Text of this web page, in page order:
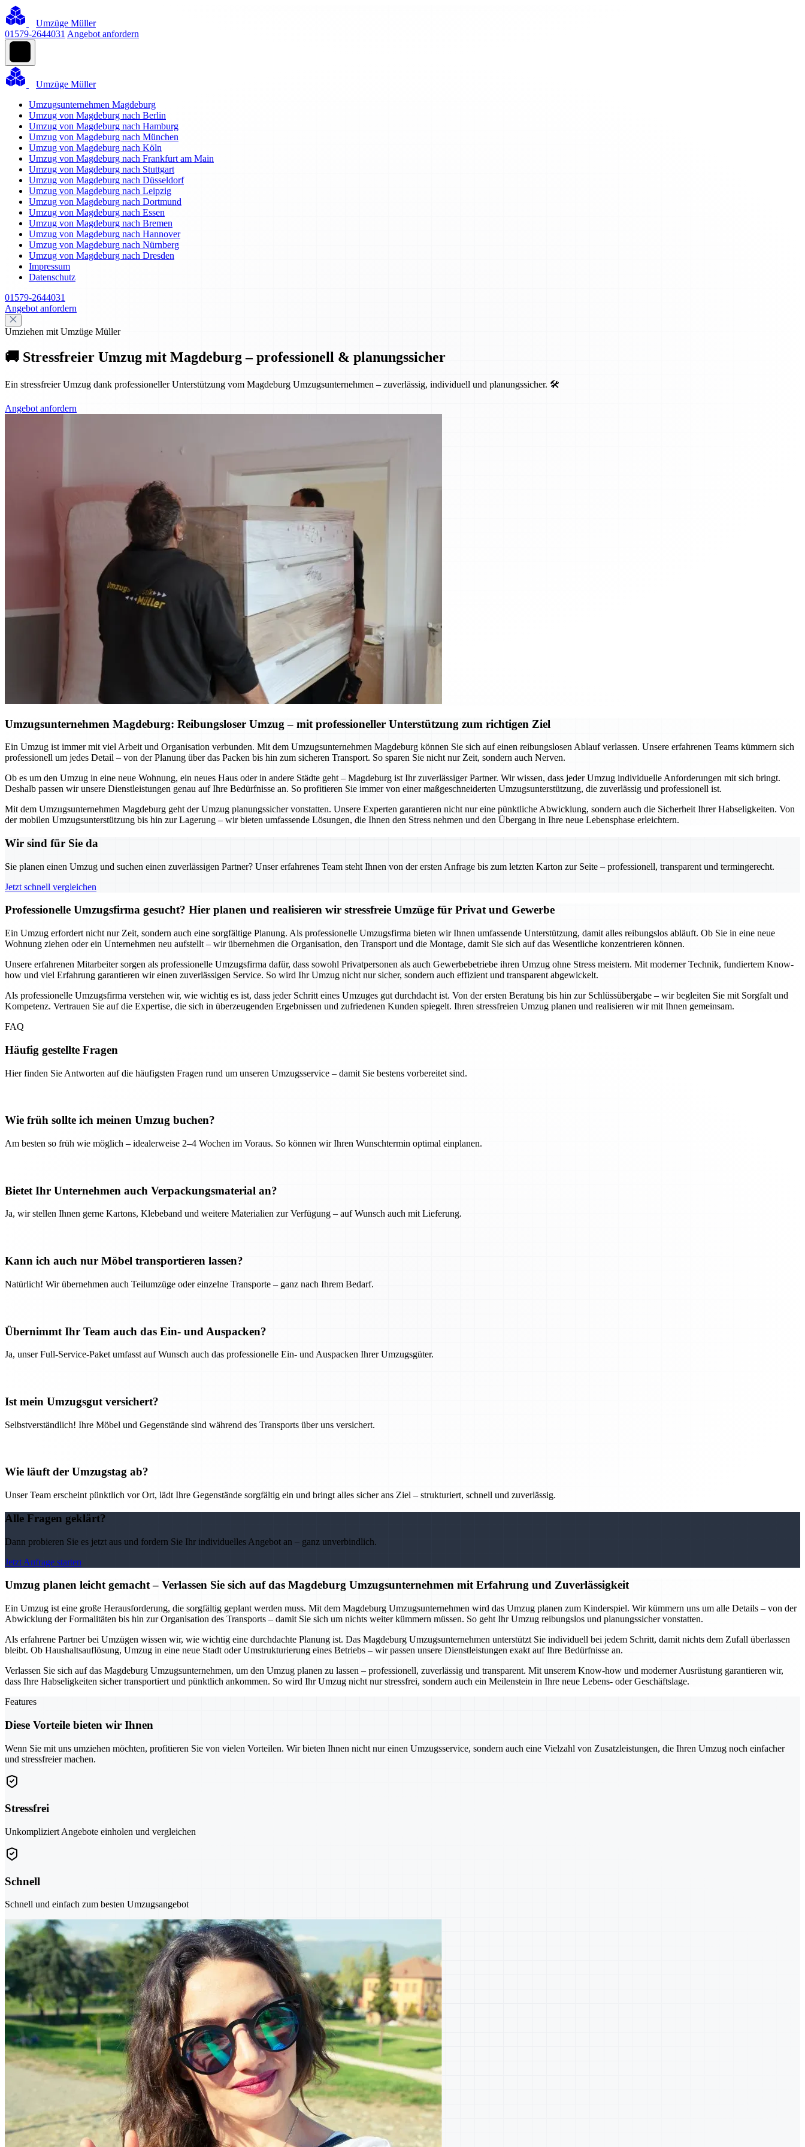
Umzüge Müller
01579-2644031 Angebot anfordern
Umzüge Müller
Umzugsunternehmen Magdeburg
Umzug von Magdeburg nach Berlin
Umzug von Magdeburg nach Hamburg
Umzug von Magdeburg nach München
Umzug von Magdeburg nach Köln
Umzug von Magdeburg nach Frankfurt am Main
Umzug von Magdeburg nach Stuttgart
Umzug von Magdeburg nach Düsseldorf
Umzug von Magdeburg nach Leipzig
Umzug von Magdeburg nach Dortmund
Umzug von Magdeburg nach Essen
Umzug von Magdeburg nach Bremen
Umzug von Magdeburg nach Hannover
Umzug von Magdeburg nach Nürnberg
Umzug von Magdeburg nach Dresden
Impressum
Datenschutz
01579-2644031
Angebot anfordern
Umziehen mit Umzüge Müller
🚚 Stressfreier Umzug mit Magdeburg – professionell & planungssicher
Ein stressfreier Umzug dank professioneller Unterstützung vom Magdeburg Umzugsunternehmen – zuverlässig, individuell und planungssicher. 🛠️
Angebot anfordern
Umzugsunternehmen Magdeburg: Reibungsloser Umzug – mit professioneller Unterstützung zum richtigen Ziel
Ein Umzug ist immer mit viel Arbeit und Organisation verbunden. Mit dem Umzugsunternehmen Magdeburg können Sie sich auf einen reibungslosen Ablauf verlassen. Unsere erfahrenen Teams kümmern sich
professionell um jedes Detail – von der Planung über das Packen bis hin zum sicheren Transport. So sparen Sie nicht nur Zeit, sondern auch Nerven.
Ob es um den Umzug in eine neue Wohnung, ein neues Haus oder in andere Städte geht – Magdeburg ist Ihr zuverlässiger Partner. Wir wissen, dass jeder Umzug individuelle Anforderungen mit sich bringt.
Deshalb passen wir unsere Dienstleistungen genau auf Ihre Bedürfnisse an. So profitieren Sie immer von einer maßgeschneiderten Umzugsunterstützung, die zuverlässig und professionell ist.
Mit dem Umzugsunternehmen Magdeburg geht der Umzug planungssicher vonstatten. Unsere Experten garantieren nicht nur eine pünktliche Abwicklung, sondern auch die Sicherheit Ihrer Habseligkeiten. Von
der mobilen Umzugsunterstützung bis hin zur Lagerung – wir bieten umfassende Lösungen, die Ihnen den Stress nehmen und den Übergang in Ihre neue Lebensphase erleichtern.
Wir sind für Sie da
Sie planen einen Umzug und suchen einen zuverlässigen Partner? Unser erfahrenes Team steht Ihnen von der ersten Anfrage bis zum letzten Karton zur Seite – professionell, transparent und termingerecht.
Jetzt schnell vergleichen
Professionelle Umzugsfirma gesucht? Hier planen und realisieren wir stressfreie Umzüge für Privat und Gewerbe
Ein Umzug erfordert nicht nur Zeit, sondern auch eine sorgfältige Planung. Als professionelle Umzugsfirma bieten wir Ihnen umfassende Unterstützung, damit alles reibungslos abläuft. Ob Sie in eine neue
Wohnung ziehen oder ein Unternehmen neu aufstellt – wir übernehmen die Organisation, den Transport und die Montage, damit Sie sich auf das Wesentliche konzentrieren können.
Unsere erfahrenen Mitarbeiter sorgen als professionelle Umzugsfirma dafür, dass sowohl Privatpersonen als auch Gewerbebetriebe ihren Umzug ohne Stress meistern. Mit moderner Technik, fundiertem Know-
how und viel Erfahrung garantieren wir einen zuverlässigen Service. So wird Ihr Umzug nicht nur sicher, sondern auch effizient und transparent abgewickelt.
Als professionelle Umzugsfirma verstehen wir, wie wichtig es ist, dass jeder Schritt eines Umzuges gut durchdacht ist. Von der ersten Beratung bis hin zur Schlüssübergabe – wir begleiten Sie mit Sorgfalt und
Kompetenz. Vertrauen Sie auf die Expertise, die sich in überzeugenden Ergebnissen und zufriedenen Kunden spiegelt. Ihren stressfreien Umzug planen und realisieren wir mit Ihnen gemeinsam.
FAQ
Häufig gestellte Fragen
Hier finden Sie Antworten auf die häufigsten Fragen rund um unseren Umzugsservice – damit Sie bestens vorbereitet sind.
Wie früh sollte ich meinen Umzug buchen?
Am besten so früh wie möglich – idealerweise 2–4 Wochen im Voraus. So können wir Ihren Wunschtermin optimal einplanen.
Bietet Ihr Unternehmen auch Verpackungsmaterial an?
Ja, wir stellen Ihnen gerne Kartons, Klebeband und weitere Materialien zur Verfügung – auf Wunsch auch mit Lieferung.
Kann ich auch nur Möbel transportieren lassen?
Natürlich! Wir übernehmen auch Teilumzüge oder einzelne Transporte – ganz nach Ihrem Bedarf.
Übernimmt Ihr Team auch das Ein- und Auspacken?
Ja, unser Full-Service-Paket umfasst auf Wunsch auch das professionelle Ein- und Auspacken Ihrer Umzugsgüter.
Ist mein Umzugsgut versichert?
Selbstverständlich! Ihre Möbel und Gegenstände sind während des Transports über uns versichert.
Wie läuft der Umzugstag ab?
Unser Team erscheint pünktlich vor Ort, lädt Ihre Gegenstände sorgfältig ein und bringt alles sicher ans Ziel – strukturiert, schnell und zuverlässig.
Alle Fragen geklärt?
Dann probieren Sie es jetzt aus und fordern Sie Ihr individuelles Angebot an – ganz unverbindlich.
Jetzt Anfrage starten
Umzug planen leicht gemacht – Verlassen Sie sich auf das Magdeburg Umzugsunternehmen mit Erfahrung und Zuverlässigkeit
Ein Umzug ist eine große Herausforderung, die sorgfältig geplant werden muss. Mit dem Magdeburg Umzugsunternehmen wird das Umzug planen zum Kinderspiel. Wir kümmern uns um alle Details – von der
Abwicklung der Formalitäten bis hin zur Organisation des Transports – damit Sie sich um nichts weiter kümmern müssen. So geht Ihr Umzug reibungslos und planungssicher vonstatten.
Als erfahrene Partner bei Umzügen wissen wir, wie wichtig eine durchdachte Planung ist. Das Magdeburg Umzugsunternehmen unterstützt Sie individuell bei jedem Schritt, damit nichts dem Zufall überlassen
bleibt. Ob Haushaltsauflösung, Umzug in eine neue Stadt oder Umstrukturierung eines Betriebs – wir passen unsere Dienstleistungen exakt auf Ihre Bedürfnisse an.
Verlassen Sie sich auf das Magdeburg Umzugsunternehmen, um den Umzug planen zu lassen – professionell, zuverlässig und transparent. Mit unserem Know-how und moderner Ausrüstung garantieren wir,
dass Ihre Habseligkeiten sicher transportiert und pünktlich ankommen. So wird Ihr Umzug nicht nur stressfrei, sondern auch ein Meilenstein in Ihre neue Lebens- oder Geschäftslage.
Features
Diese Vorteile bieten wir Ihnen
Wenn Sie mit uns umziehen möchten, profitieren Sie von vielen Vorteilen. Wir bieten Ihnen nicht nur einen Umzugsservice, sondern auch eine Vielzahl von Zusatzleistungen, die Ihren Umzug noch einfacher
und stressfreier machen.
Stressfrei
Unkompliziert Angebote einholen und vergleichen
Schnell
Schnell und einfach zum besten Umzugsangebot